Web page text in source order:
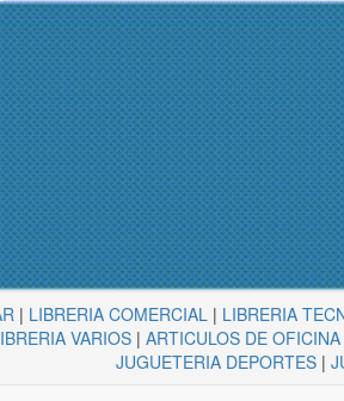
| LIBRERIA COMERCIAL | LIBRERIA
VARIOS| ARTICULOS DE OFICINA
JUGUETERIA DEPORTES|